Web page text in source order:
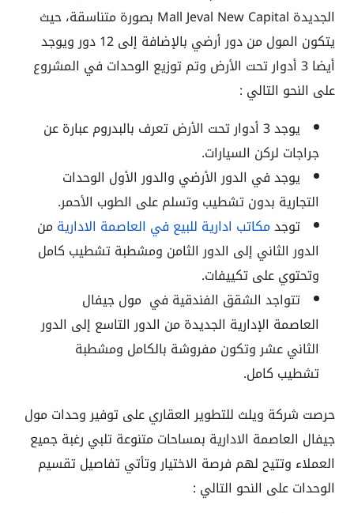
الجديدة Mall Jeval New Capital بصورة متناسقة، حيث
يتكون المول من دور أرضي بالإضافة إلى 12 دور ويوجد
أيضا 3 أدوار تحت الأرض وتم توزيع الوحدات في المشروع
على النحو التالي :
يوجد 3 أدوار تحت الأرض تعرف بالبدروم عبارة عن
جراجات لركن السيارات.
يوجد في الدور الأرضي والدور الأول الوحدات
التجارية بدون تشطيب وتسلم على الطوب الأحمر.
توجدمكاتب ادارية للبيع في العاصمة الادارية من
الدور الثاني إلى الدور الثامن ومشطبة تشطيب كامل
وتحتوي على تكييفات.
تتواجد الشقق الفندقية في مول جيفال
العاصمة الإدارية الجديدة من الدور التاسع إلى الدور
الثاني عشر وتكون مفروشة بالكامل ومشطبة
تشطيب كامل.
حرصت شركة ويلث للتطوير العقاري على توفير وحدات مول
جيفال العاصمة الادارية بمساحات متنوعة تلبي رغبة جميع
العملاء وتتيح لهم فرصة الاختيار وتأتي تفاصيل تقسيم
الوحدات على النحو التالي :